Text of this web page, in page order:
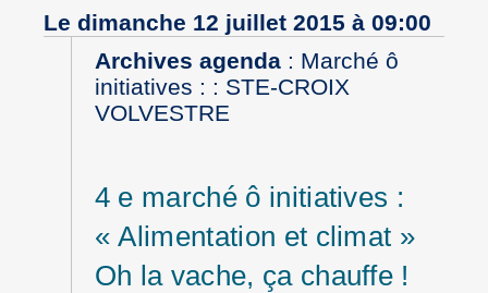
Le dimanche 12 juillet 2015 à 09:00
Archives agenda: Marché ô
initiatives : : STE-CROIX
VOLVESTRE
4 e marché ô initiatives :
« Alimentation et climat »
Oh la vache, ça chauffe !